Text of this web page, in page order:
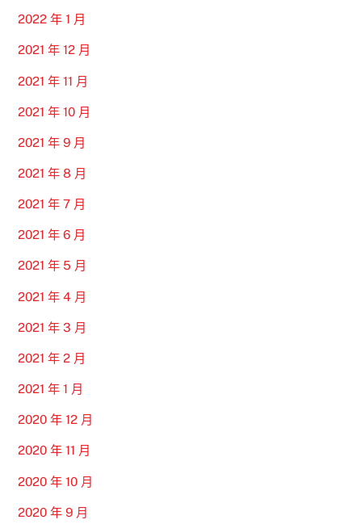
2022 年 1 月
2021 年 12 月
2021 年 11 月
2021 年 10 月
2021 年 9 月
2021 年 8 月
2021 年 7 月
2021 年 6 月
2021 年 5 月
2021 年 4 月
2021 年 3 月
2021 年 2 月
2021 年 1 月
2020 年 12 月
2020 年 11 月
2020 年 10 月
2020 年 9 月